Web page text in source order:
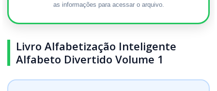
as informações para acessar o arquivo.
Livro Alfabetização Inteligente
Alfabeto Divertido Volume 1